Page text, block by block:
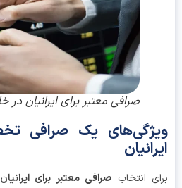
صرافی معتبر برای ایرانیان در خارج
یک صرافی
انتخابصرافی معتبر برای ایرانیان در